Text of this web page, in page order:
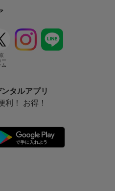
ー
ム
ンタルアプリ
利！ お得！